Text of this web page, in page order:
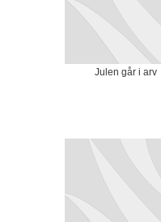
Julen går i arv